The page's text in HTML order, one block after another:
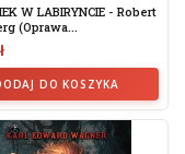
W LABIRYNCIE - Robert
(oprawa...
DO KOSZYKA